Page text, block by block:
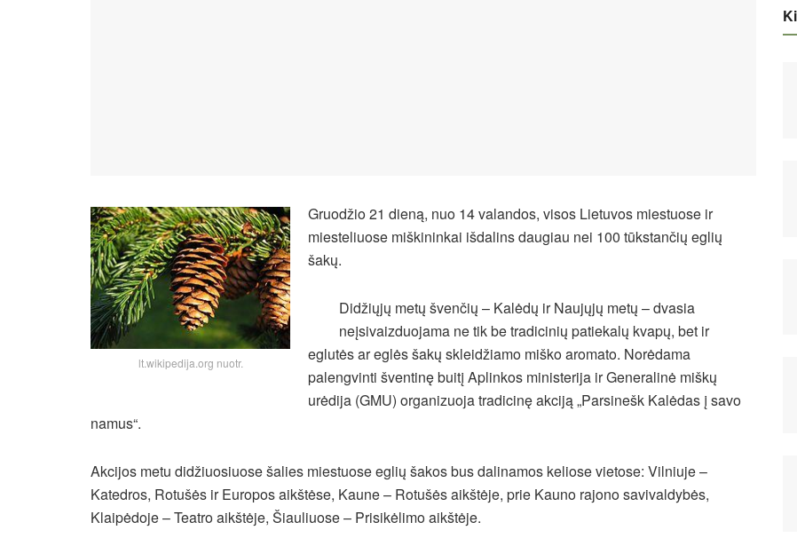
lt.wikipedija.org nuotr.
Gruodžio 21 dieną, nuo 14 valandos, visos Lietuvos miestuose ir
miesteliuose miškininkai išdalins daugiau nei 100 tūkstančių eglių
šakų.
Didžiųjų metų švenčių – Kalėdų ir Naujųjų metų – dvasia
neįsivaizduojama ne tik be tradicinių patiekalų kvapų, bet ir
eglutės ar eglės šakų skleidžiamo miško aromato. Norėdama
palengvinti šventinę buitį Aplinkos ministerija ir Generalinė miškų
urėdija (GMU) organizuoja tradicinę akciją „Parsinešk Kalėdas į savo
namus“.
Akcijos metu didžiuosiuose šalies miestuose eglių šakos bus dalinamos keliose vietose: Vilniuje –
Katedros, Rotušės ir Europos aikštėse, Kaune – Rotušės aikštėje, prie Kauno rajono savivaldybės,
Klaipėdoje – Teatro aikštėje, Šiauliuose – Prisikėlimo aikštėje.